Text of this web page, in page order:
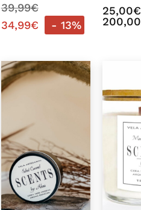
39,99€
34,99€ - 13%
25,00€
200,00